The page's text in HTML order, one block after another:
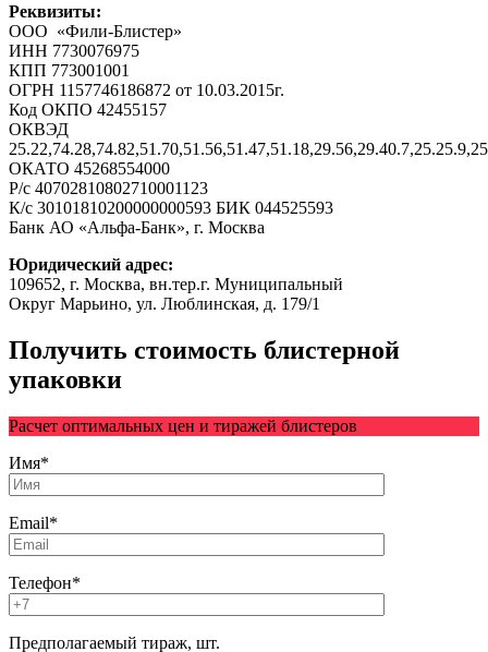
Реквизиты:
ООО «Фили-Блистер»
ИНН 7730076975
КПП 773001001
ОГРН 1157746186872 от 10.03.2015г.
Код ОКПО 42455157
ОКВЭД
ОКАТО 45268554000
Р/с 40702810802710001123
К/с 30101810200000000593 БИК 044525593
Банк АО «Альфа-Банк», г. Москва
Юридический адрес:
109652, г. Москва, вн.тер.г. Муниципальный
Округ Марьино, ул. Люблинская, д. 179/1
Получить стоимость блистерной
упаковки
Расчет оптимальных цен и тиражей блистеров
Имя*
Email*
Телефон*
Предполагаемый тираж, шт.